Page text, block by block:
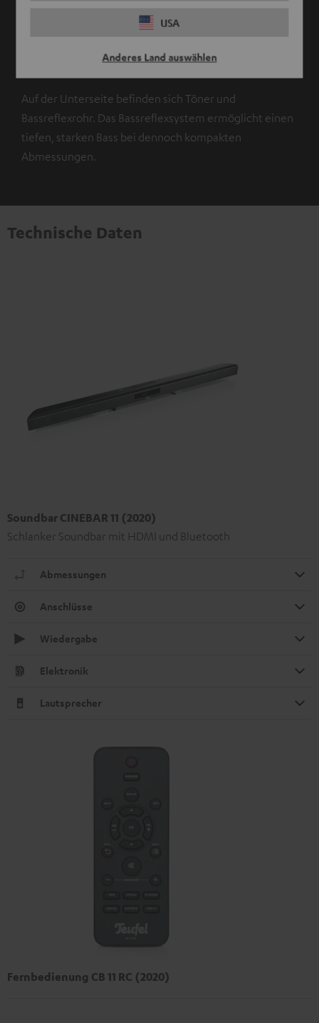
USA
Anderes Land auswählen
Auf der Unterseite befinden sich Töner und
Bassreflexrohr. Das Bassreflexsystem ermöglicht einen
tiefen, starken Bass bei dennoch kompakten
Abmessungen.
Technische Daten
Soundbar CINEBAR 11 (2020)
Schlanker Soundbar mit HDMI und Bluetooth
Abmessungen
Anschlüsse
Wiedergabe
Elektronik
Lautsprecher
Fernbedienung CB 11 RC (2020)